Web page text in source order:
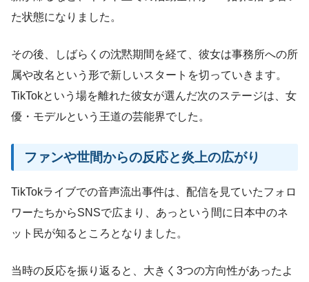
た状態になりました。
その後、しばらくの沈黙期間を経て、彼女は事務所への所
属や改名という形で新しいスタートを切っていきます。
TikTokという場を離れた彼女が選んだ次のステージは、女
優・モデルという王道の芸能界でした。
ファンや世間からの反応と炎上の広がり
TikTokライブでの音声流出事件は、配信を見ていたフォロ
ワーたちからSNSで広まり、あっという間に日本中のネ
ット民が知るところとなりました。
当時の反応を振り返ると、大きく3つの方向性があったよ